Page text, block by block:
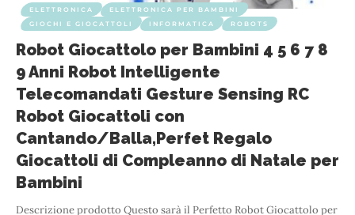
ELETTRONICA
ELETTRONICA PER BAMBINI
GIOCHI E GIOCATTOLI
INFORMATICA ROBOTS
Robot Giocattolo per Bambini 4 5 6 7 8
9 Anni Robot Intelligente
Telecomandati Gesture Sensing RC
Robot Giocattoli con
Cantando/Balla,Perfet Regalo
Giocattoli di Compleanno di Natale per
Bambini
Descrizione prodotto Questo sarà il Perfetto Robot Giocattolo per